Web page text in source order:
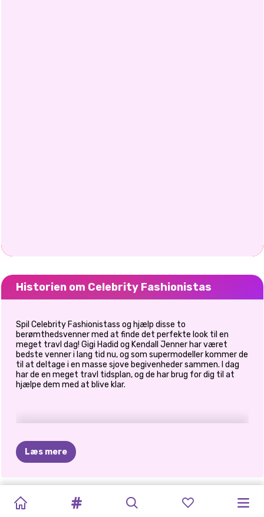
Historien om Celebrity Fashionistas
Spil Celebrity Fashionistass og hjælp disse to
berømthedsvenner med at finde det perfekte look til en
meget travl dag! Gigi Hadid og Kendall Jenner har været
bedste venner i lang tid nu, og som supermodeller kommer de
til at deltage i en masse sjove begivenheder sammen. I dag
har de en meget travl tidsplan, og de har brug for dig til at
hjælpe dem med at blive klar.
Læs mere
GALS
SUPERMODELLER
DRESS
UP
BILLIE
BLONDE
TIL
KARDASHIANS
UHYGGELIGE
TEENAGE
BERØMTHED
CELEBRITY
BFFS
CELEBRITY
CELEBRITY